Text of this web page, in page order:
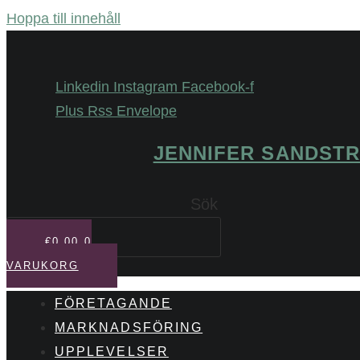
Hoppa till innehåll
Linkedin Instagram Facebook-f
Plus Rss Envelope
JENNIFER
Sök
€0,00 0
VARUKORG
FÖRETAGANDE
MARKNADSFÖRING
UPPLEVELSER